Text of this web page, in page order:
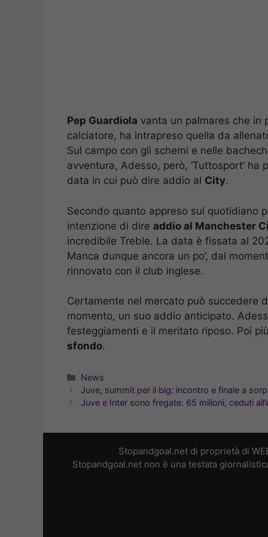
Pep Guardiola vanta un palmares che in
calciatore, ha intrapreso quella da
Sul campo con gli schemi e nelle
avventura, Adesso, però, ‘Tuttosport’
data in cui può dire addio al City.
Secondo quanto appreso sul quotidiano
intenzione di dire addio al Manchester
incredibile Treble. La data è fissata al
Manca dunque ancora un po’, dal
rinnovato con il club inglese.
Certamente nel mercato può succedere
momento, un suo addio anticipato.
festeggiamenti e il meritato riposo. Poi
sfondo.
Categorie
News
Juve, summit per il big: incontro e finale a
Juve e Inter sono fregate: 65 milioni, ceduti
Stopandgoal.net di proprietà di
Stopandgoal.net non è una testata